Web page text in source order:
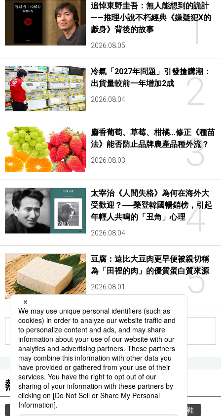
1
追悼東野圭吾：無人能想到的詭計
——推理小說不朽經典《嫌疑犯X的
獻身》背後的故事
2026.08.05
2
冷氣「2027年問題」引發搶購潮：
出貨量較前一年增加2成
2026.08.04
3
麝香葡萄、草莓、柑橘…修正《種苗
法》能否防止品牌農產品種外流？
2026.08.03
4
太宰治《人間失格》為何在海外大
受歡迎？──榮登韓國暢銷榜，引起
年輕人共鳴的「丑角」心理
2026.08.04
5
豆腐：遠比大豆肉更早便被親切稱
為「田裡的肉」的優質蛋白質來源
2026.08.01
更多
熱門關鍵詞
教育 禮儀 脫鞋